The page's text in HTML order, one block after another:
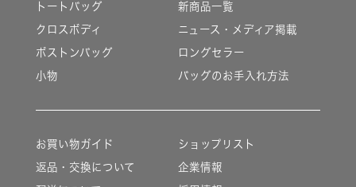
トートバッグ
クロスボディ
ボストンバッグ
小物
新商品一覧
ニュース・メディア掲載
ロングセラー
バッグのお手入れ方法
お買い物ガイド
返品・交換について
ショップリスト
企業情報